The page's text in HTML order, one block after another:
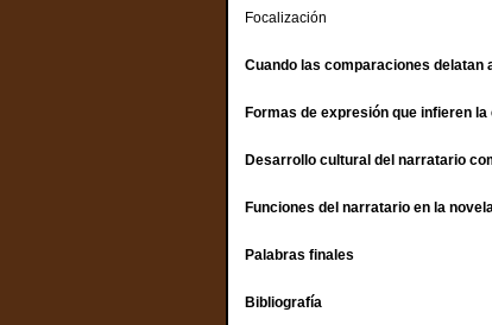
Focalización
Cuando las comparaciones
Formas de expresión que infieren
Desarrollo cultural del narratario
Funciones del narratario en la
Palabras finales
Bibliografía